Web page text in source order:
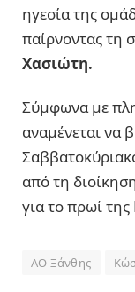
ηγεσία της
παίρνοντας τη
Χασιώτη.
Σύμφωνα με
αναμένεται να
από τη
για το πρωί της
ΑΟ Ξάνθης